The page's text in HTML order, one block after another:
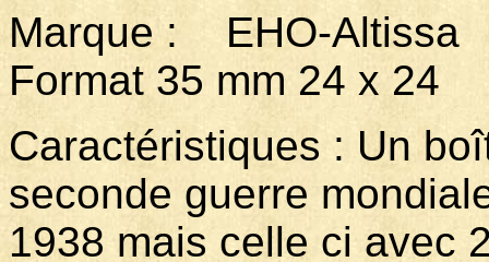
Marque : EHO-
Format 35 mm 24 x 24
Caractéristiques : Un
seconde guerre
1938 mais celle ci avec